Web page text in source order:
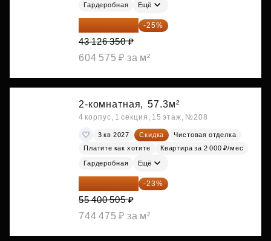
Гардеробная Ещё
32 344 763 ₽ -25%
43 126 350 ₽
604 575 ₽ за м²
2-комнатная, 57.3м²
4 корпус, 1 секция, 15 этаж, №208
3 кв 2027 Скидка
Чистовая отделка
Платите как хотите
Квартира за 2 000 ₽/мес
Гардеробная Ещё
42 658 389 ₽ -23%
55 400 505 ₽
744 475 ₽ за м²